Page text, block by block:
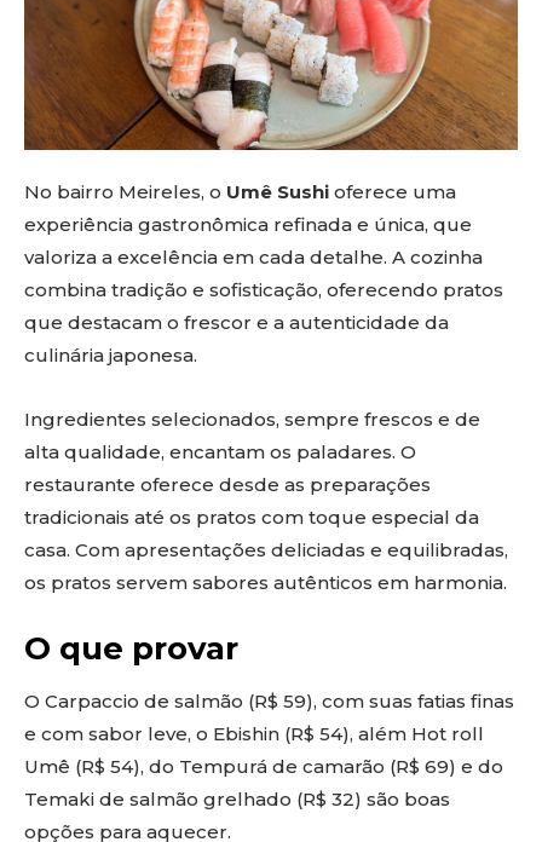
No bairro Meireles, o Umê Sushi oferece uma
experiência gastronômica refinada e única, que
valoriza a excelência em cada detalhe. A cozinha
combina tradição e sofisticação, oferecendo pratos
que destacam o frescor e a autenticidade da
culinária japonesa.
Ingredientes selecionados, sempre frescos e de
alta qualidade, encantam os paladares. O
restaurante oferece desde as preparações
tradicionais até os pratos com toque especial da
casa. Com apresentações deliciadas e equilibradas,
os pratos servem sabores autênticos em harmonia.
O que provar
O Carpaccio de salmão (R$ 59), com suas fatias finas
e com sabor leve, o Ebishin (R$ 54), além Hot roll
Umê (R$ 54), do Tempurá de camarão (R$ 69) e do
Temaki de salmão grelhado (R$ 32) são boas
opções para aquecer.